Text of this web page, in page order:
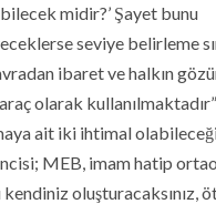
midir?’ Şayet bunu
seviye belirleme
ibaret ve halkın
olarak
ait iki ihtimal
MEB, imam hatip
kendiniz oluşturacaksınız,